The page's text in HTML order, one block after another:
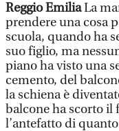
Reggio EmiliaLa
prendere una cosa
scuola, quando ha
suo figlio, ma
piano ha visto una
cemento, del
la schiena è
balcone ha scorto il
l’antefatto di